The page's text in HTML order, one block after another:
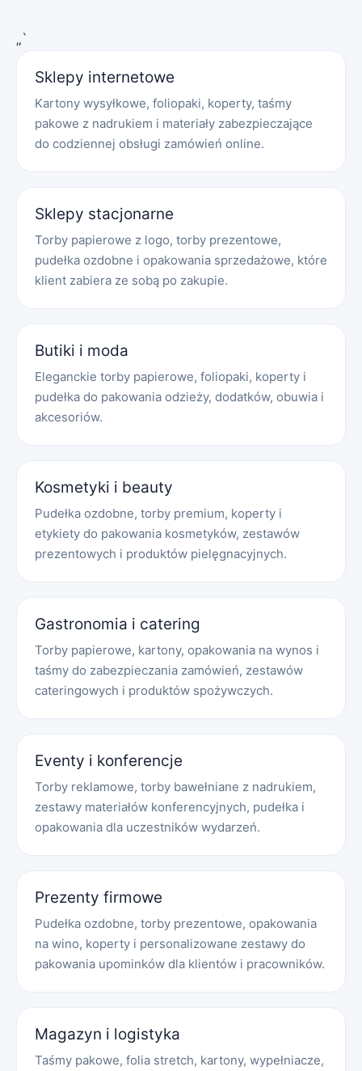
„`
Sklepy internetowe
Kartony wysyłkowe, foliopaki, koperty, taśmy
pakowe z nadrukiem i materiały zabezpieczające
do codziennej obsługi zamówień online.
Sklepy stacjonarne
Torby papierowe z logo, torby prezentowe,
pudełka ozdobne i opakowania sprzedażowe, które
klient zabiera ze sobą po zakupie.
Butiki i moda
Eleganckie torby papierowe, foliopaki, koperty i
pudełka do pakowania odzieży, dodatków, obuwia i
akcesoriów.
Kosmetyki i beauty
Pudełka ozdobne, torby premium, koperty i
etykiety do pakowania kosmetyków, zestawów
prezentowych i produktów pielęgnacyjnych.
Gastronomia i catering
Torby papierowe, kartony, opakowania na wynos i
taśmy do zabezpieczania zamówień, zestawów
cateringowych i produktów spożywczych.
Eventy i konferencje
Torby reklamowe, torby bawełniane z nadrukiem,
zestawy materiałów konferencyjnych, pudełka i
opakowania dla uczestników wydarzeń.
Prezenty firmowe
Pudełka ozdobne, torby prezentowe, opakowania
na wino, koperty i personalizowane zestawy do
pakowania upominków dla klientów i pracowników.
Magazyn i logistyka
Taśmy pakowe, folia stretch, kartony, wypełniacze,